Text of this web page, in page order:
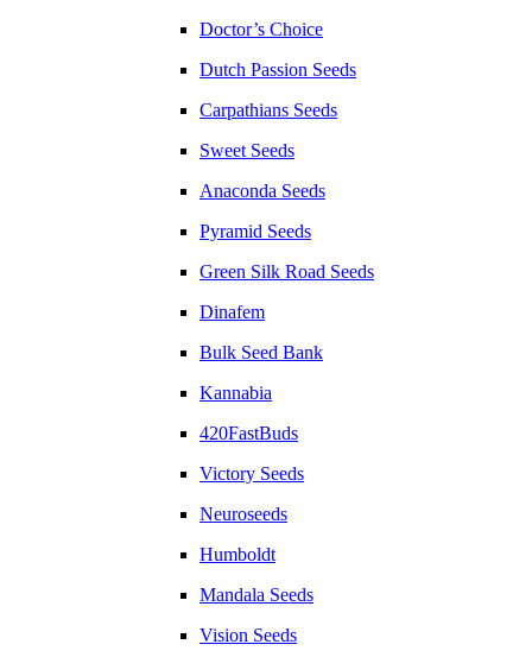
Doctor’s Choice
Dutch Passion Seeds
Carpathians Seeds
Sweet Seeds
Anaconda Seeds
Pyramid Seeds
Green Silk Road Seeds
Dinafem
Bulk Seed Bank
Kannabia
420FastBuds
Victory Seeds
Neuroseeds
Humboldt
Mandala Seeds
Vision Seeds